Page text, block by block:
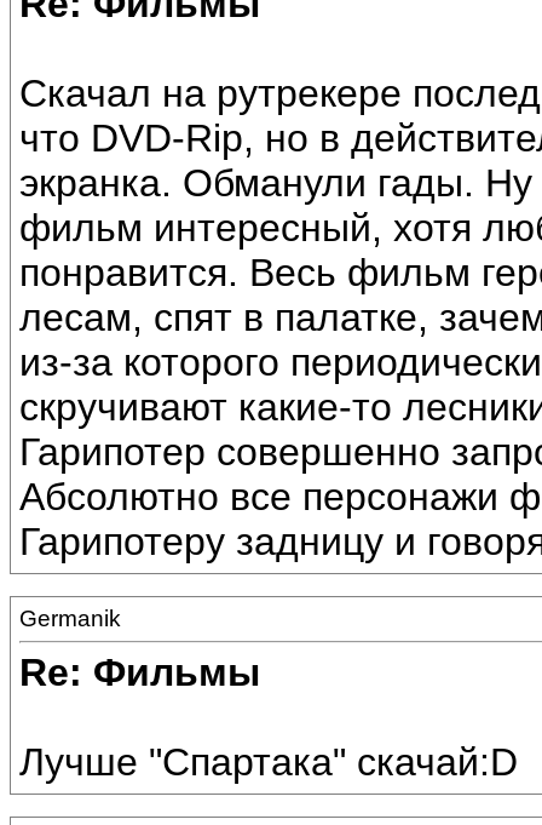
Скачал на рутрекере
что DVD-Rip, но в
экранка. Обманули гады. Ну
фильм интересный, хотя
понравится. Весь фильм
лесам, спят в палатке,
из-за которого
скручивают какие-то
Гарипотер совершенно
Абсолютно все персонажи
Гарипотеру задницу и
Germanik
Re: Фильмы
Лучше "Спартака" скачай:D